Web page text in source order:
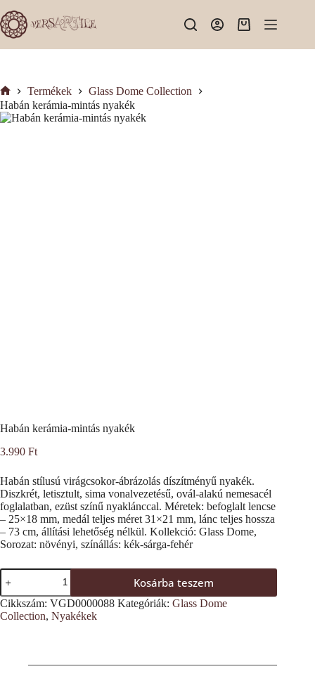
to
content
Shopping
Kezdőlap
Termékek
Glass Dome Collection
Habán kerámia-mintás nyakék
Habán kerámia-mintás nyakék
3.990 Ft
Habán stílusú virágcsokor-ábrázolás díszítményű nyakék.
Diszkrét, letisztult, sima vonalvezetésű, ovál-alakú nemesacél
foglalatban, ezüst színű nyaklánccal. Méretek: befoglalt lencse
– 25×18 mm, medál teljes méret 31×21 mm, lánc teljes hossza
– 73 cm, állítási lehetőség nélkül. Kollekció: Glass Dome,
Sorozat: növényi, színállás: kék-sárga-fehér
Habán
kerámia-
mintás
nyakék
mennyiség
Kosárba teszem
Cikkszám: VGD0000088 Kategóriák: Glass Dome
Collection, Nyakékek